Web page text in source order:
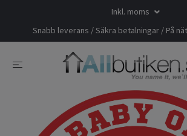
Inkl. moms
Snabb leverans / Säkra betalningar / På